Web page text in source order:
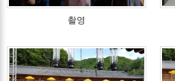
촬영